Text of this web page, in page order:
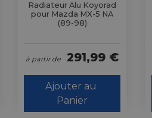
Radiateur Alu Koyorad
pour Mazda MX-5 NA
(89-98)
à partir de 291,99 €
Ajouter au
Panier